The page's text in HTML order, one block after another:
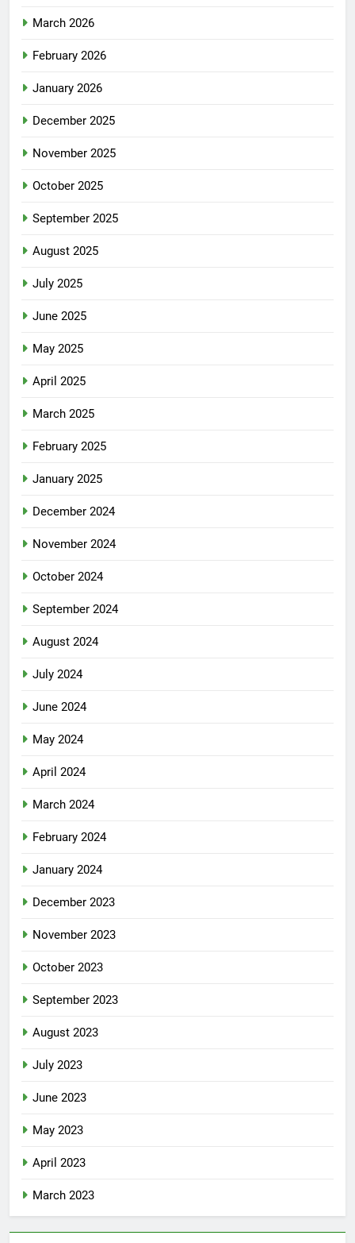
March 2026
February 2026
January 2026
December 2025
November 2025
October 2025
September 2025
August 2025
July 2025
June 2025
May 2025
April 2025
March 2025
February 2025
January 2025
December 2024
November 2024
October 2024
September 2024
August 2024
July 2024
June 2024
May 2024
April 2024
March 2024
February 2024
January 2024
December 2023
November 2023
October 2023
September 2023
August 2023
July 2023
June 2023
May 2023
April 2023
March 2023